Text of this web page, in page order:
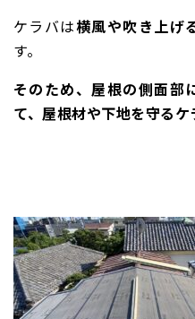
ケラバは横風や吹き上げ
す。
そのため、屋根の側面部
て、屋根材や下地を守るケ